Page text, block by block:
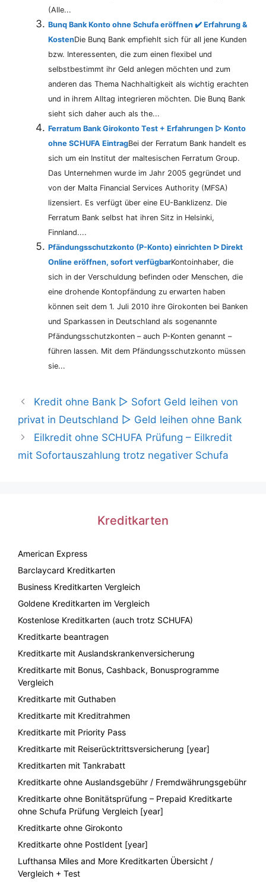
(Alle...
Bunq Bank Konto ohne Schufa eröffnen ✔️ Erfahrung &
KostenDie Bunq Bank empfiehlt sich für all jene Kunden
bzw. Interessenten, die zum einen flexibel und
selbstbestimmt ihr Geld anlegen möchten und zum
anderen das Thema Nachhaltigkeit als wichtig erachten
und in ihrem Alltag integrieren möchten. Die Bunq Bank
sieht sich daher auch als the...
Ferratum Bank Girokonto Test + Erfahrungen ▷ Konto
ohne SCHUFA EintragBei der Ferratum Bank handelt es
sich um ein Institut der maltesischen Ferratum Group.
Das Unternehmen wurde im Jahr 2005 gegründet und
von der Malta Financial Services Authority (MFSA)
lizensiert. Es verfügt über eine EU-Banklizenz. Die
Ferratum Bank selbst hat ihren Sitz in Helsinki,
Finnland....
Pfändungsschutzkonto (P-Konto) einrichten ᐅ Direkt
Online eröffnen, sofort verfügbarKontoinhaber, die
sich in der Verschuldung befinden oder Menschen, die
eine drohende Kontopfändung zu erwarten haben
können seit dem 1. Juli 2010 ihre Girokonten bei Banken
und Sparkassen in Deutschland als sogenannte
Pfändungsschutzkonten – auch P-Konten genannt –
führen lassen. Mit dem Pfändungsschutzkonto müssen
sie...
Kredit ohne Bank ▷ Sofort Geld leihen von
privat in Deutschland ▷ Geld leihen ohne Bank
Eilkredit ohne SCHUFA Prüfung – Eilkredit
mit Sofortauszahlung trotz negativer Schufa
Kreditkarten
American Express
Barclaycard Kreditkarten
Business Kreditkarten Vergleich
Goldene Kreditkarten im Vergleich
Kostenlose Kreditkarten (auch trotz SCHUFA)
Kreditkarte beantragen
Kreditkarte mit Auslandskrankenversicherung
Kreditkarte mit Bonus, Cashback, Bonusprogramme
Vergleich
Kreditkarte mit Guthaben
Kreditkarte mit Kreditrahmen
Kreditkarte mit Priority Pass
Kreditkarte mit Reiserücktrittsversicherung [year]
Kreditkarten mit Tankrabatt
Kreditkarte ohne Auslandsgebühr / Fremdwährungsgebühr
Kreditkarte ohne Bonitätsprüfung – Prepaid Kreditkarte
ohne Schufa Prüfung Vergleich [year]
Kreditkarte ohne Girokonto
Kreditkarte ohne PostIdent [year]
Lufthansa Miles and More Kreditkarten Übersicht /
Vergleich + Test